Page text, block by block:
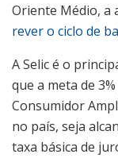
Oriente Médio, a
rever o ciclo de
A Selic é o
que a meta de
Consumidor
no país, seja
taxa básica de